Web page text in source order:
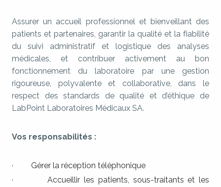
Assurer un accueil professionnel et bienveillant des
patients et partenaires, garantir la qualité et la fiabilité
du suivi administratif et logistique des analyses
médicales, et contribuer activement au bon
fonctionnement du laboratoire par une gestion
rigoureuse, polyvalente et collaborative, dans le
respect des standards de qualité et d’éthique de
LabPoint Laboratoires Médicaux SA.
Vos responsabilités :
· Gérer la réception téléphonique
· Accueillir les patients, sous-traitants et les